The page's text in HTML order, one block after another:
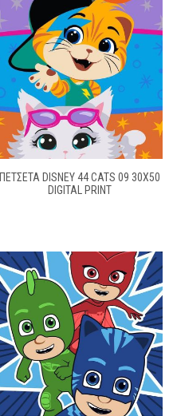
ΠΕΤΣΕΤΑ DISNEY 44 CATS 09 30X50
DIGITAL PRINT